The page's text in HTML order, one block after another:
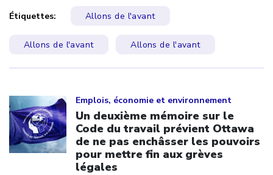
Étiquettes: Allons de l'avant
Allons de l'avant Allons de l'avant
Emplois, économie et environnement
Un deuxième mémoire sur le
Code du travail prévient Ottawa
de ne pas enchâsser les pouvoirs
pour mettre fin aux grèves
légales